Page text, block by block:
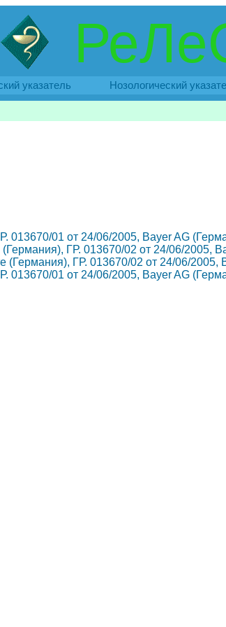
указатель Нозологический
013670/01 от 24/06/2005, Bayer AG
ГР. 013670/02 от 24/06/2005,
ГР. 013670/02 от 24/06/2005,
013670/01 от 24/06/2005, Bayer AG